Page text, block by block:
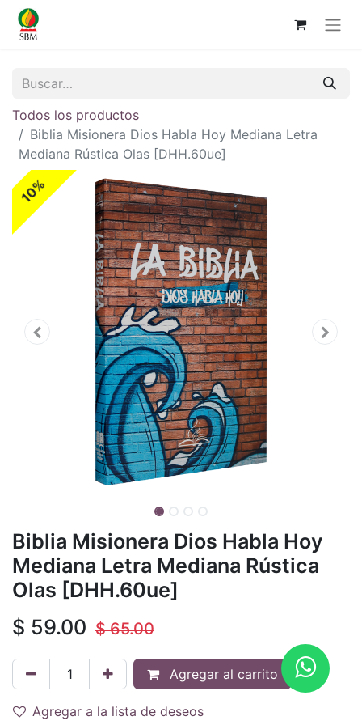
Todos los productos
Biblia Misionera Dios Habla Hoy Mediana Letra
Mediana Rústica Olas [DHH.60ue]
10%
Biblia Misionera Dios Habla Hoy
Mediana Letra Mediana Rústica
Olas [DHH.60ue]
$ 59.00 $65.00
Agregar al carrito
Agregar a la lista de deseos